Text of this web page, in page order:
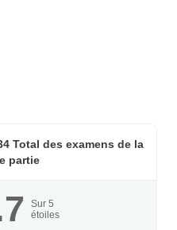
Total des examens de la
partie
Sur 5
étoiles